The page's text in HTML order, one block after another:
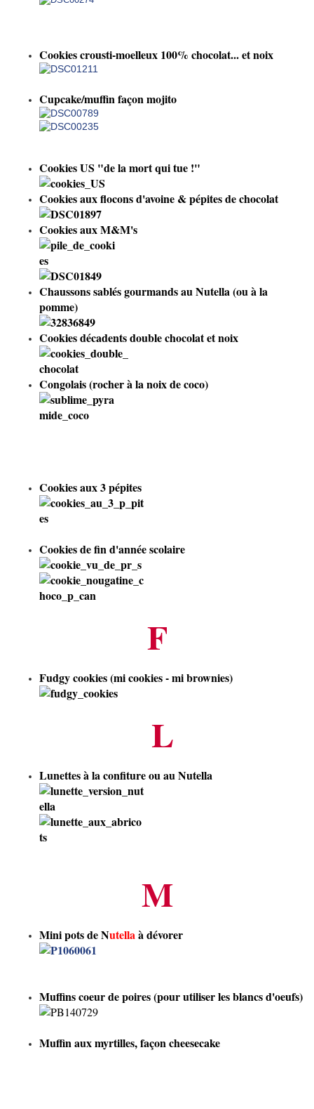
Cookies crousti-moelleux 100% chocolat... et noix
Cupcake/muffin façon mojito
Cookies US "de la mort qui tue !"
Cookies aux flocons d'avoine & pépites de chocolat
Cookies aux M&M's
Chaussons sablés gourmands au Nutella(ou à la
pomme)
Cookies décadents double chocolat et noix
Congolais (rocher à la noix de coco)
Cookies aux 3 pépites
Cookies de fin d'année scolaire
F
Fudgy cookies (mi cookies - mi brownies)
L
Lunettes à la confiture ou au Nutella
M
Mini pots de Nutellaà dévorer
Muffins coeur de poires(pour utiliser les blancs d'oeufs)
Muffin aux myrtilles, façon cheesecake